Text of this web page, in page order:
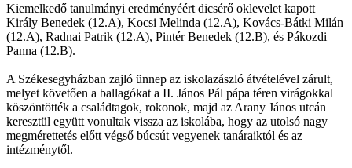
Kiemelkedő tanulmányi eredményéért dicsérő oklevelet kapott
Király Benedek (12.A), Kocsi Melinda (12.A), Kovács-Bátki Milán
(12.A), Radnai Patrik (12.A), Pintér Benedek (12.B), és Pákozdi
Panna (12.B).
A Székesegyházban zajló ünnep az iskolazászló átvételével zárult,
melyet követően a ballagókat a II. János Pál pápa téren virágokkal
köszöntötték a családtagok, rokonok, majd az Arany János utcán
keresztül együtt vonultak vissza az iskolába, hogy az utolsó nagy
megmérettetés előtt végső búcsút vegyenek tanáraiktól és az
intézménytől.